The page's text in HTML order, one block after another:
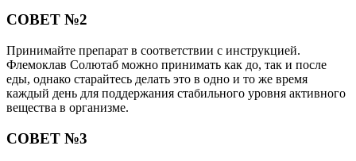
СОВЕТ №2
Принимайте препарат в соответствии с инструкцией.
Флемоклав Солютаб можно принимать как до, так и после
еды, однако старайтесь делать это в одно и то же время
каждый день для поддержания стабильного уровня активного
вещества в организме.
СОВЕТ №3